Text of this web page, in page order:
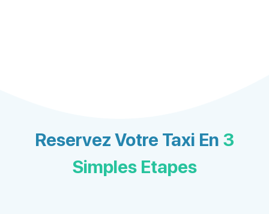
Reservez Votre Taxi En 3
Simples Etapes